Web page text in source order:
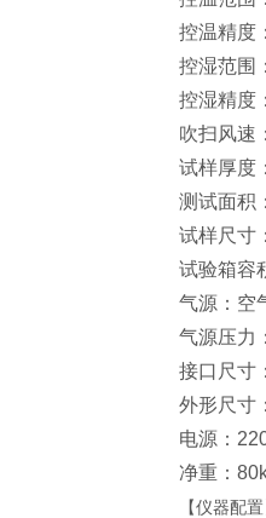
控温精度
控湿范围
控湿精度
吹扫风速
试样厚度
测试面积
试样尺寸
试验箱容
气源：空
气源压力
接口尺寸
外形尺寸
电源：
净重：
【仪器配